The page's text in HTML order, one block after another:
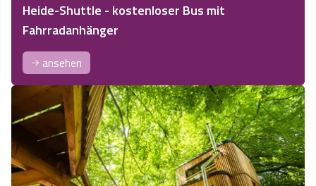
Heide-Shuttle - kostenloser Bus mit
Fahrradanhänger
ansehen